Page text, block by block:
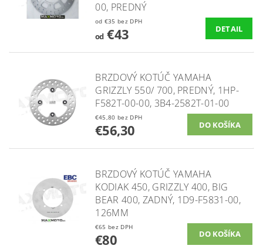
00, PREDNÝ
od €35 bez DPH
od€43 DETAIL
BRZDOVÝ KOTÚČ YAMAHA
GRIZZLY 550/ 700, PREDNÝ, 1HP-
F582T-00-00, 3B4-2582T-01-00
€45,80 bez DPH
€56,30
BRZDOVÝ KOTÚČ YAMAHA
KODIAK 450, GRIZZLY 400, BIG
BEAR 400, ZADNÝ, 1D9-F5831-00,
126MM
€65 bez DPH
€80